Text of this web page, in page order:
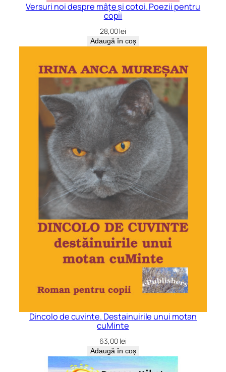
Versuri noi despre mâțe și cotoi. Poezii pentru
copii
28,00lei
Adaugă în coș
Dincolo de cuvinte. Destainuirile unui motan
cuMinte
63,00 lei
Adaugă în coș